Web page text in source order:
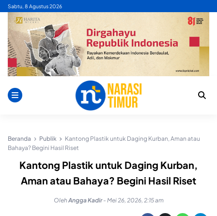
Skip
content
Sabtu, 8 Agustus 2026
Beranda Publik
Kantong Plastik untuk Daging Kurban, Aman atau
Bahaya? Begini Hasil Riset
Kantong Plastik untuk Daging Kurban,
Aman atau Bahaya? Begini Hasil Riset
OlehAngga Kadir - Mei 26, 2026, 2:15 am